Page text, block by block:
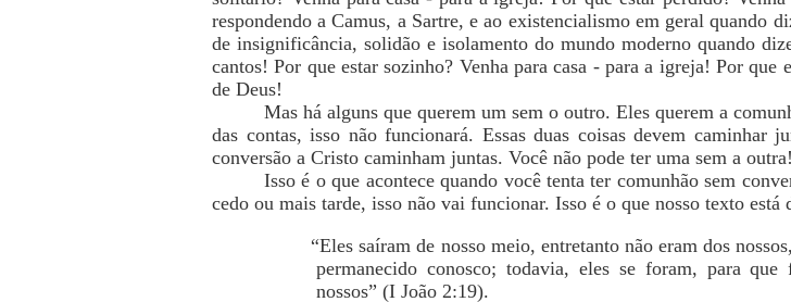
respondendo a Camus, a Sartre, e ao existencialismo em geral quando
de insignificância, solidão e isolamento do mundo moderno quando
cantos! Por que estar sozinho? Venha para casa - para a igreja! Por
de Deus!
Mas há alguns que querem um sem o outro. Eles querem a
das contas, isso não funcionará. Essas duas coisas devem
conversão a Cristo caminham juntas. Você não pode ter uma sem a outra!
Isso é o que acontece quando você tenta ter comunhão sem
cedo ou mais tarde, isso não vai funcionar. Isso é o que nosso texto está
“Eles saíram de nosso meio, entretanto não eram dos
permanecido conosco; todavia, eles se foram, para
nossos” (I João 2:19).